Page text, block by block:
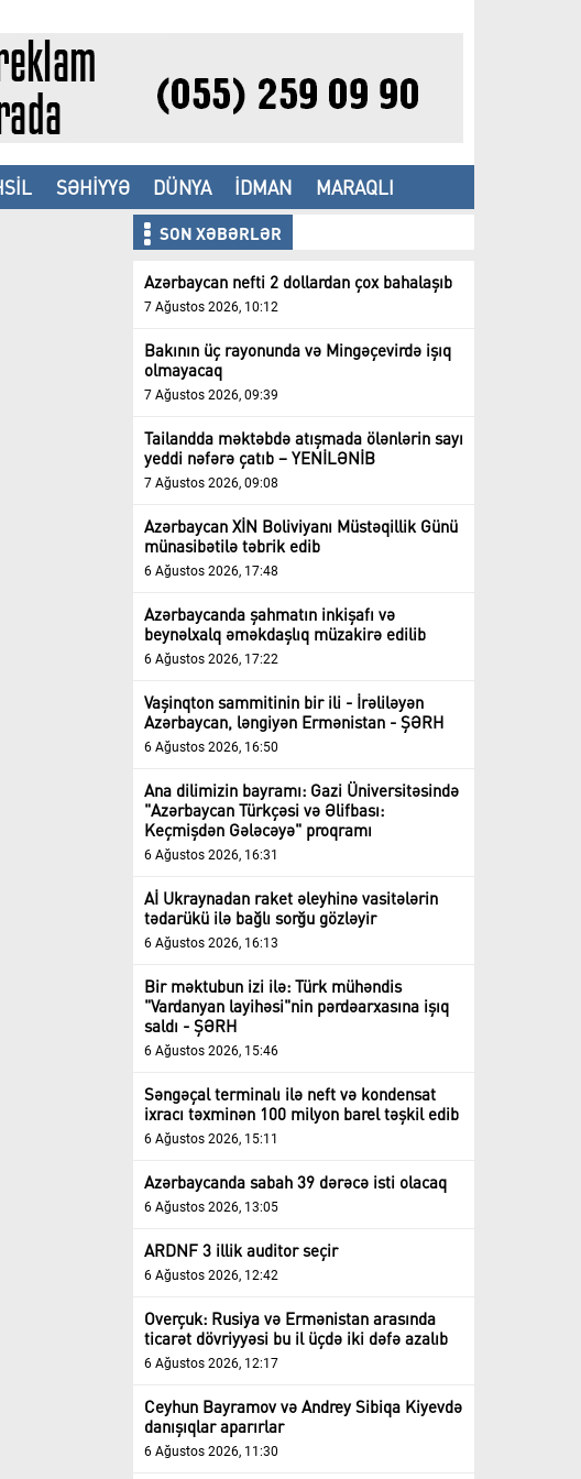
SƏHİYYƏ DÜNYA İDMAN
MARAQLI
SON XƏBƏRLƏR
Azərbaycan nefti 2 dollardan çox bahalaşıb
7 Ağustos 2026, 10:12
Bakının üç rayonunda və Mingəçevirdə işıq
olmayacaq
7 Ağustos 2026, 09:39
Tailandda məktəbdə atışmada ölənlərin sayı
yeddi nəfərə çatıb – YENİLƏNİB
7 Ağustos 2026, 09:08
Azərbaycan XİN Boliviyanı Müstəqillik Günü
münasibətilə təbrik edib
6 Ağustos 2026, 17:48
Azərbaycanda şahmatın inkişafı və
beynəlxalq əməkdaşlıq müzakirə edilib
6 Ağustos 2026, 17:22
Vaşinqton sammitinin bir ili - İrəliləyən
Azərbaycan, ləngiyən Ermənistan - ŞƏRH
6 Ağustos 2026, 16:50
Ana dilimizin bayramı: Gazi Üniversitəsində
"Azərbaycan Türkçəsi və Əlifbası:
Keçmişdən Gələcəyə" proqramı
6 Ağustos 2026, 16:31
Aİ Ukraynadan raket əleyhinə vasitələrin
tədarükü ilə bağlı sorğu gözləyir
6 Ağustos 2026, 16:13
Bir məktubun izi ilə: Türk mühəndis
"Vardanyan layihəsi"nin pərdəarxasına işıq
saldı - ŞƏRH
6 Ağustos 2026, 15:46
Səngəçal terminalı ilə neft və kondensat
ixracı təxminən 100 milyon barel təşkil edib
6 Ağustos 2026, 15:11
Azərbaycanda sabah 39 dərəcə isti olacaq
6 Ağustos 2026, 13:05
ARDNF 3 illik auditor seçir
6 Ağustos 2026, 12:42
Overçuk: Rusiya və Ermənistan arasında
ticarət dövriyyəsi bu il üçdə iki dəfə azalıb
6 Ağustos 2026, 12:17
Ceyhun Bayramov və Andrey Sibiqa Kiyevdə
danışıqlar aparırlar
6 Ağustos 2026, 11:30